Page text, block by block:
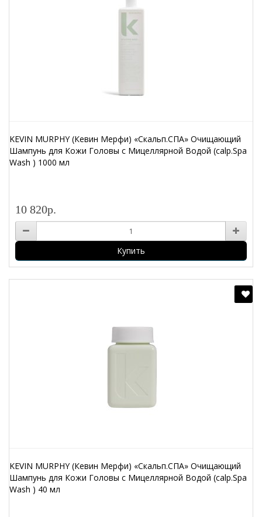
KEVIN MURPHY (Кевин Мерфи) «Скальп.СПА» Очищающий
Шампунь для Кожи Головы с Мицеллярной Водой (calp.Spa
Wash ) 1000 мл
10 820р.
Купить
KEVIN MURPHY (Кевин Мерфи) «Скальп.СПА» Очищающий
Шампунь для Кожи Головы с Мицеллярной Водой (calp.Spa
Wash ) 40 мл